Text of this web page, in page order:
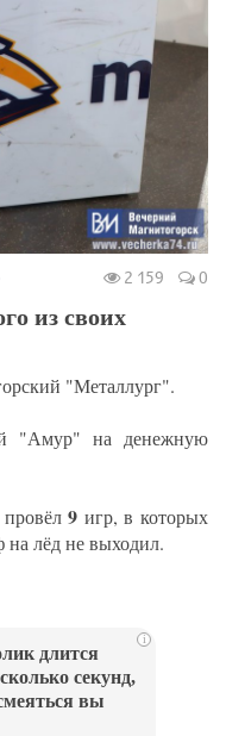
2 159 0
из своих
"Металлург".
"Амур" на денежную
провёл9 игр, в которых
лёд не выходил.
i
длится
секунд,
вы